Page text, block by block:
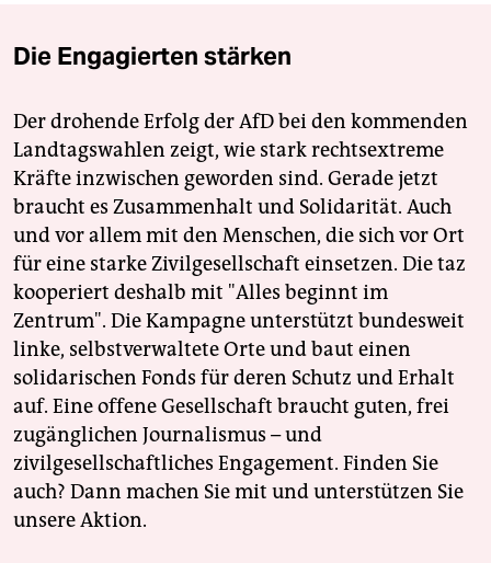
Die Engagierten stärken
Der drohende Erfolg der AfD bei den kommenden
Landtagswahlen zeigt, wie stark rechtsextreme
Kräfte inzwischen geworden sind. Gerade jetzt
braucht es Zusammenhalt und Solidarität. Auch
und vor allem mit den Menschen, die sich vor Ort
für eine starke Zivilgesellschaft einsetzen. Die taz
kooperiert deshalb mit "Alles beginnt im
Zentrum". Die Kampagne unterstützt bundesweit
linke, selbstverwaltete Orte und baut einen
solidarischen Fonds für deren Schutz und Erhalt
auf. Eine offene Gesellschaft braucht guten, frei
zugänglichen Journalismus – und
zivilgesellschaftliches Engagement. Finden Sie
auch? Dann machen Sie mit und unterstützen Sie
unsere Aktion.